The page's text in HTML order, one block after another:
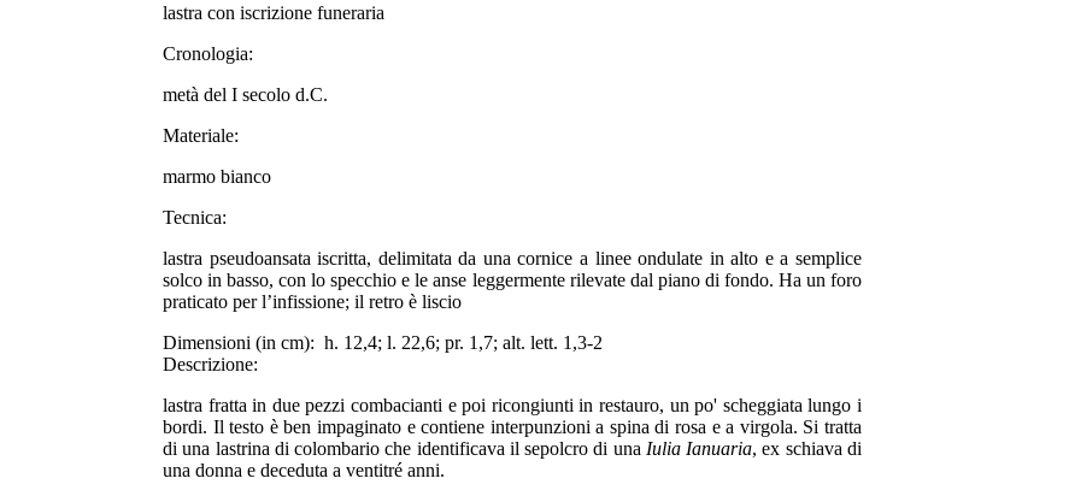
lastra con iscrizione funeraria
Cronologia:
metà del I secolo d.C.
Materiale:
marmo bianco
Tecnica:
lastra pseudoansata iscritta, delimitata da una cornice a linee ondulate in alto e a semplice
solco in basso, con lo specchio e le anse leggermente rilevate dal piano di fondo. Ha un foro
praticato per l’infissione; il retro è liscio
Dimensioni (in cm): h. 12,4; l. 22,6; pr. 1,7; alt. lett. 1,3-2
Descrizione:
lastra fratta in due pezzi combacianti e poi ricongiunti in restauro, un po' scheggiata lungo i
bordi. Il testo è ben impaginato e contiene interpunzioni a spina di rosa e a virgola. Si tratta
di una lastrina di colombario che identificava il sepolcro di una Iulia Ianuaria, ex schiava di
una donna e deceduta a ventitré anni.